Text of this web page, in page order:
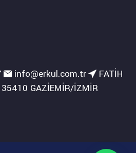
info@erkul.com.tr
FATİH
GAZİEMİR/İZMİR